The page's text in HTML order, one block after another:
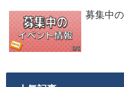
募集中